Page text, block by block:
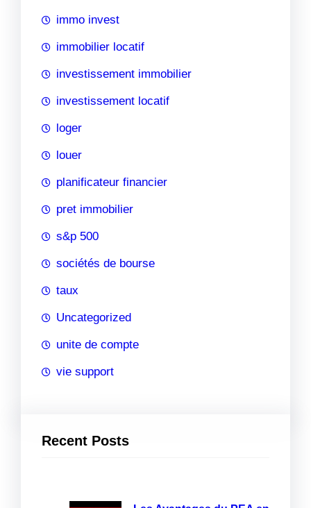
immo invest
immobilier locatif
investissement immobilier
investissement locatif
loger
louer
planificateur financier
pret immobilier
s&p 500
sociétés de bourse
taux
Uncategorized
unite de compte
vie support
Recent Posts